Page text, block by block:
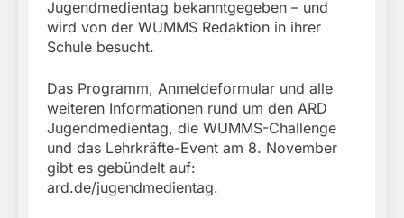
Jugendmedientag bekanntgegeben – und
wird von der WUMMS Redaktion in ihrer
Schule besucht.
Das Programm, Anmeldeformular und alle
weiteren Informationen rund um den ARD
Jugendmedientag, die WUMMS-Challenge
und das Lehrkräfte-Event am 8. November
gibt es gebündelt auf:
ard.de/jugendmedientag.